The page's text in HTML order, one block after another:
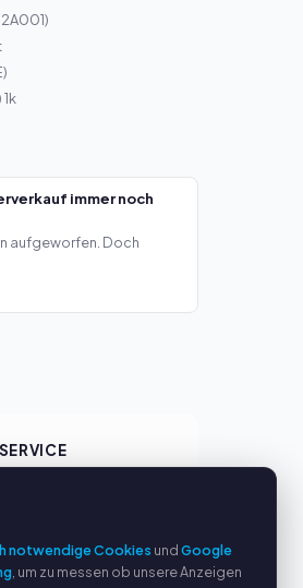
immer noch
aufgeworfen. Doch
SERVICE
Fragen (FAQ)
notwendige Cookies undGoogle
, um zu messen ob unsere Anzeigen